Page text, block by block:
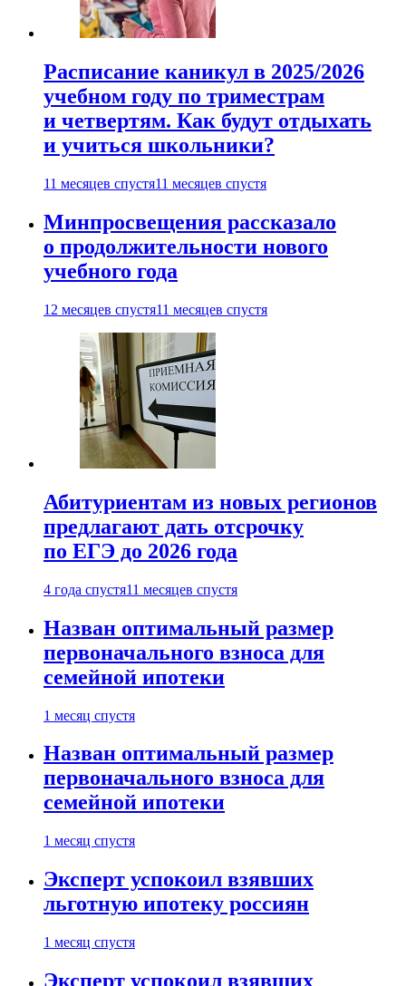
Расписание каникул в 2025/2026
учебном году по триместрам
и четвертям. Как будут отдыхать
и учиться школьники?
11 месяцев спустя11 месяцев спустя
Минпросвещения рассказало
о продолжительности нового
учебного года
12 месяцев спустя11 месяцев спустя
Абитуриентам из новых регионов
предлагают дать отсрочку
по ЕГЭ до 2026 года
4 года спустя11 месяцев спустя
Назван оптимальный размер
первоначального взноса для
семейной ипотеки
1 месяц спустя
Назван оптимальный размер
первоначального взноса для
семейной ипотеки
1 месяц спустя
Эксперт успокоил взявших
льготную ипотеку россиян
1 месяц спустя
Эксперт успокоил взявших